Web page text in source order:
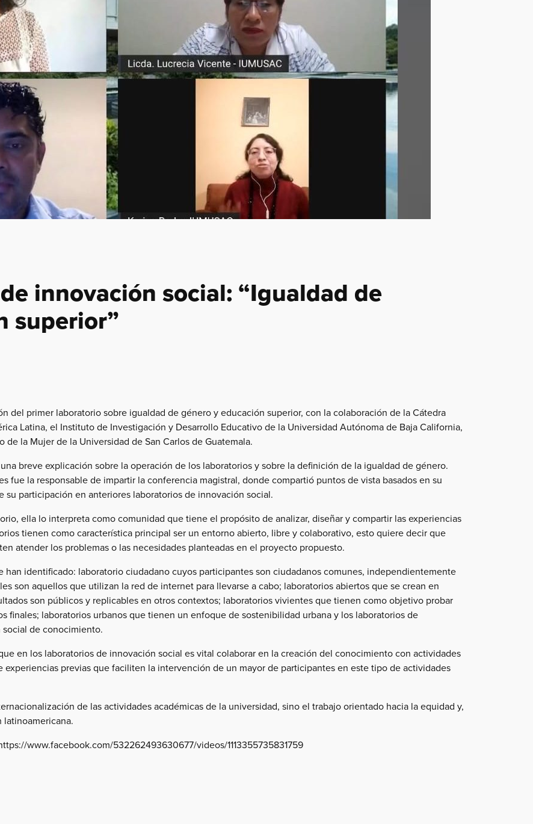
innovación social: “Igualdad de
superior”
del primer laboratorio sobre igualdad de género y educación superior, con la colaboración de la Cátedra
Latina, el Instituto de Investigación y Desarrollo Educativo de la Universidad Autónoma de Baja California,
la Mujer de la Universidad de San Carlos de Guatemala.
breve explicación sobre la operación de los laboratorios y sobre la definición de la igualdad de género.
fue la responsable de impartir la conferencia magistral, donde compartió puntos de vista basados en su
participación en anteriores laboratorios de innovación social.
ella lo interpreta como comunidad que tiene el propósito de analizar, diseñar y compartir las experiencias
tienen como característica principal ser un entorno abierto, libre y colaborativo, esto quiere decir que
atender los problemas o las necesidades planteadas en el proyecto propuesto.
identificado: laboratorio ciudadano cuyos participantes son ciudadanos comunes, independientemente
son aquellos que utilizan la red de internet para llevarse a cabo; laboratorios abiertos que se crean en
son públicos y replicables en otros contextos; laboratorios vivientes que tienen como objetivo probar
finales; laboratorios urbanos que tienen un enfoque de sostenibilidad urbana y los laboratorios de
de conocimiento.
en los laboratorios de innovación social es vital colaborar en la creación del conocimiento con actividades
previas que faciliten la intervención de un mayor de participantes en este tipo de actividades
de las actividades académicas de la universidad, sino el trabajo orientado hacia la equidad y,
latinoamericana.
www.facebook.com/532262493630677/videos/1113355735831759